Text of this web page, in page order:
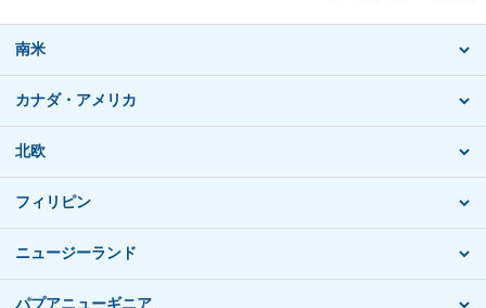
南米
カナダ・アメリカ
北欧
フィリピン
ニュージーランド
パプアニューギニア